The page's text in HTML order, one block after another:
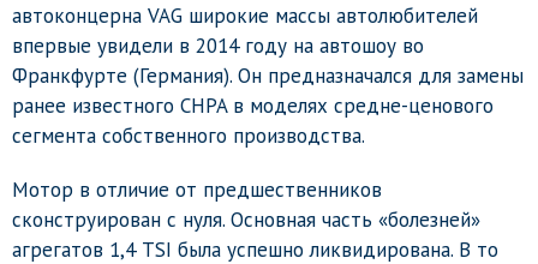
автоконцерна VAG широкие массы автолюбителей
впервые увидели в 2014 году на автошоу во
Франкфурте (Германия). Он предназначался для замены
ранее известного CHPA в моделях средне-ценового
сегмента собственного производства.
Мотор в отличие от предшественников
сконструирован с нуля. Основная часть «болезней»
агрегатов 1,4 TSI была успешно ликвидирована. В то